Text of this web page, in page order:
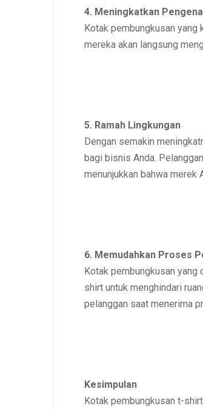
4. Meningkatkan
Kotak pembungkusan yang
mereka akan langsung
5. Ramah Lingkungan
Dengan semakin
bagi bisnis Anda.
menunjukkan bahwa merek
6. Memudahkan Proses
Kotak pembungkusan yang
shirt untuk menghindari
pelanggan saat menerima
Kesimpulan
Kotak pembungkusan t-